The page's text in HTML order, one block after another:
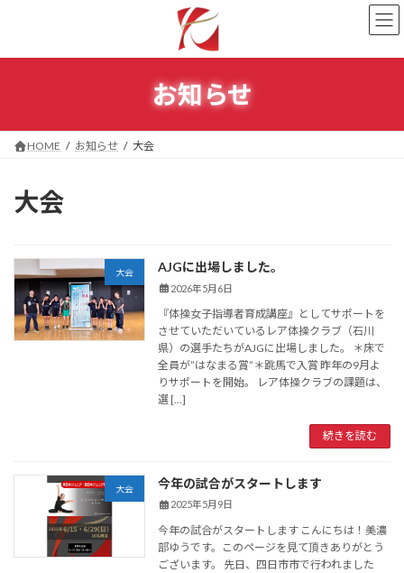
ン
キ
ー
に
お知らせ
HOME お知らせ 大会
大会
大会 AJGに出場しました。
2026年5月6日
『体操女子指導者育成講座』としてサポートを
させていただいているレア体操クラブ（石川
県）の選手たちがAJGに出場しました。 ＊床で
全員が”はなまる賞”＊跳馬で入賞 昨年の9月よ
りサポートを開始。 レア体操クラブの課題は、
選 […]
続きを読む
大会 今年の試合がスタートします
2025年5月9日
今年の試合がスタートします こんにちは！美濃
部ゆうです。このページを見て頂きありがとう
ございます。 先日、四日市市で行われました